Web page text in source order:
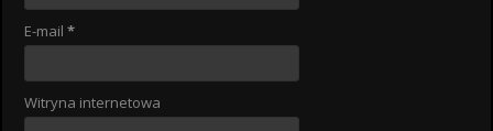
E-mail*
Witryna internetowa